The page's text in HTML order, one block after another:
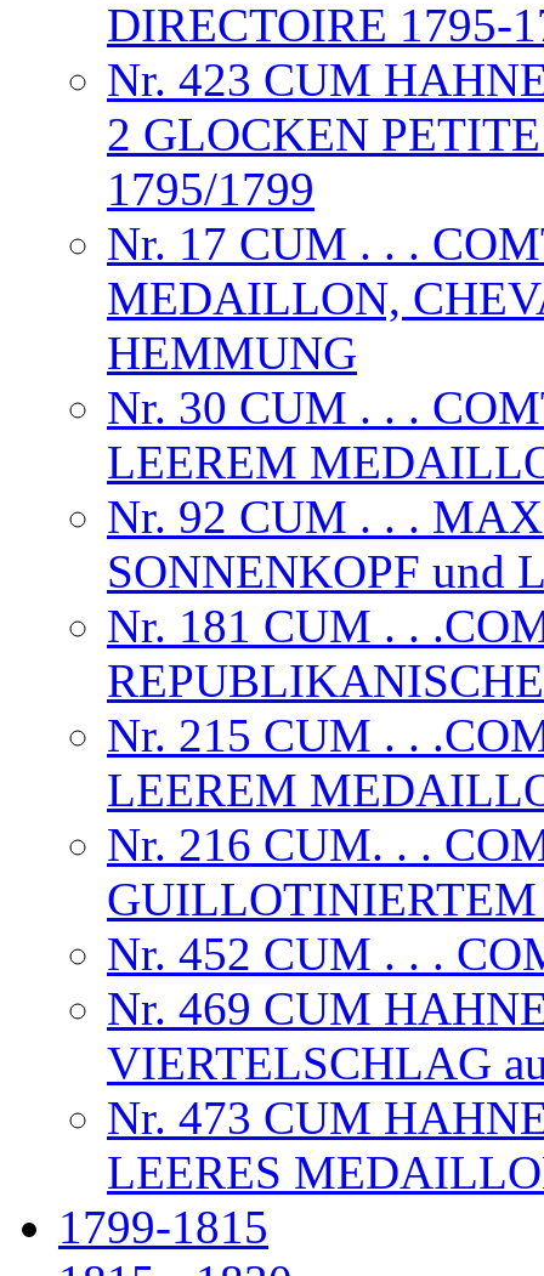
DIRECTOIRE 1795-
Nr. 423 CUM
2 GLOCKEN
1795/1799
Nr. 17 CUM . . .
MEDAILLON,
HEMMUNG
Nr. 30 CUM . . .
LEEREM
Nr. 92 CUM . . .
SONNENKOPF und
Nr. 181 CUM . .
Nr. 215 CUM . .
LEEREM
Nr. 216 CUM. . .
Nr. 452 CUM . . .
Nr. 469 CUM
VIERTELSCHLAG
Nr. 473 CUM
LEERES
1799-1815